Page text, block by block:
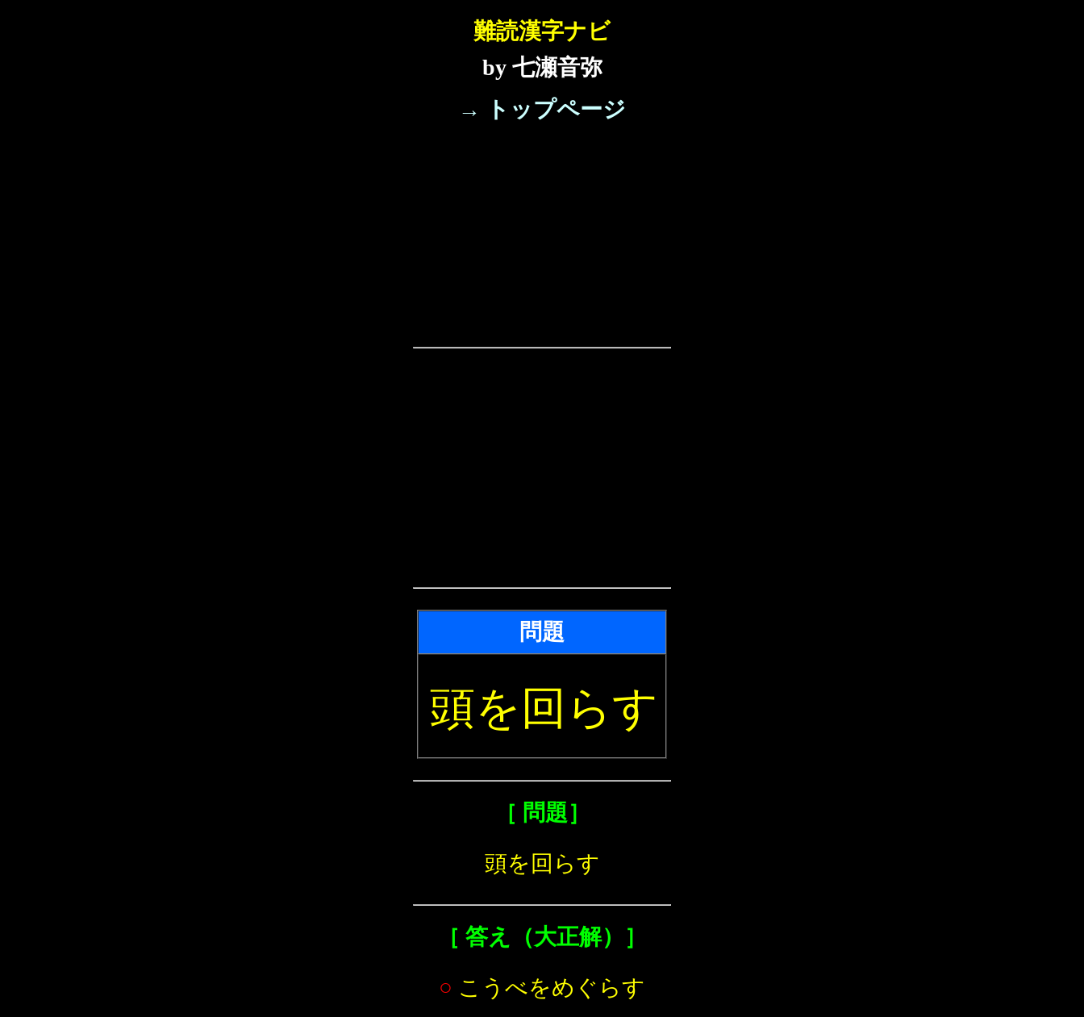
難読漢字ナビ
by 七瀬音弥
→ トップページ
問題
頭を回らす
［ 問題］
頭を回らす
［ 答え（大正解）］
○ こうべをめぐらす